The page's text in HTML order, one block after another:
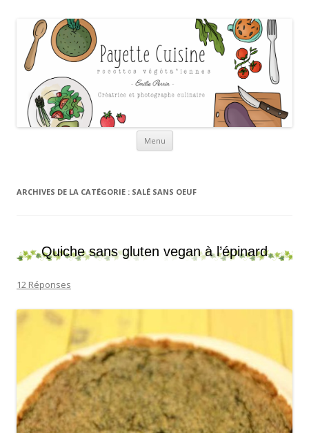
Payette cuisine
Menu Aller au contenu
ARCHIVES DE LA CATÉGORIE : SALÉ SANS OEUF
Quiche sans gluten vegan à l’épinard
12 Réponses